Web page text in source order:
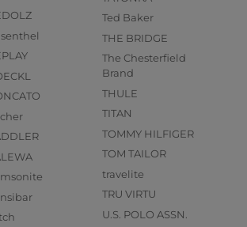
Ted Baker
THE BRIDGE
The Chesterfield
Brand
THULE
TITAN
TOMMY HILFIGER
TOM TAILOR
travelite
TRU VIRTU
U.S. POLO ASSN.